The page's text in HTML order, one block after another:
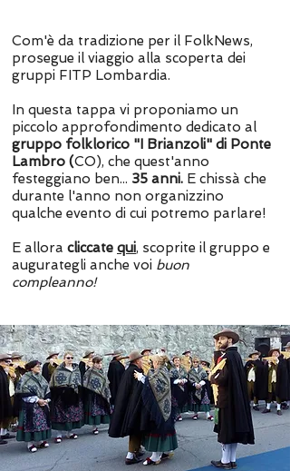
Com'è da tradizione per il FolkNews,
prosegue il viaggio alla scoperta dei
gruppi FITP Lombardia.
In questa tappa vi proponiamo un
piccolo approfondimento dedicato al
gruppo folklorico "I Brianzoli" di Ponte
Lambro (CO), che quest'anno
festeggiano ben... 35 anni. E chissà che
durante l'anno non organizzino
qualche evento di cui potremo parlare!
E allora cliccate qui, scoprite il gruppo e
augurategli anche voi buon
compleanno!